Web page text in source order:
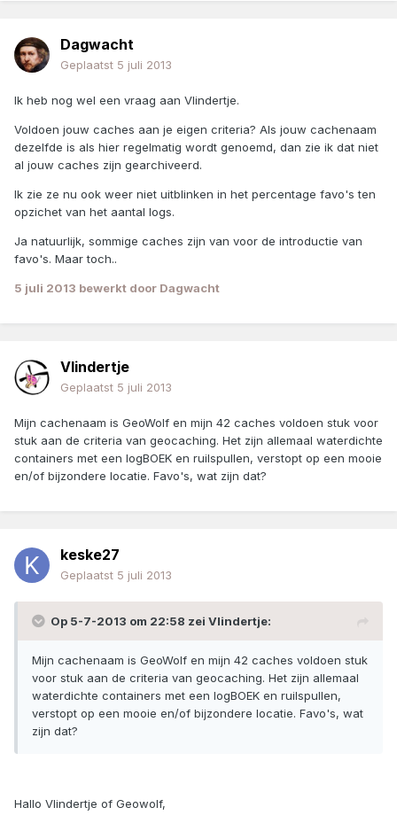
Dagwacht
Geplaatst 5 juli 2013
Ik heb nog wel een vraag aan Vlindertje.
Voldoen jouw caches aan je eigen criteria? Als jouw cachenaam
dezelfde is als hier regelmatig wordt genoemd, dan zie ik dat niet
al jouw caches zijn gearchiveerd.
Ik zie ze nu ook weer niet uitblinken in het percentage favo's ten
opzichet van het aantal logs.
Ja natuurlijk, sommige caches zijn van voor de introductie van
favo's. Maar toch..
5 juli 2013 bewerkt door Dagwacht
Vlindertje
Geplaatst 5 juli 2013
Mijn cachenaam is GeoWolf en mijn 42 caches voldoen stuk voor
stuk aan de criteria van geocaching. Het zijn allemaal waterdichte
containers met een logBOEK en ruilspullen, verstopt op een mooie
en/of bijzondere locatie. Favo's, wat zijn dat?
keske27
Geplaatst 5 juli 2013
Op 5-7-2013 om 22:58 zei Vlindertje:
Mijn cachenaam is GeoWolf en mijn 42 caches voldoen stuk
voor stuk aan de criteria van geocaching. Het zijn allemaal
waterdichte containers met een logBOEK en ruilspullen,
verstopt op een mooie en/of bijzondere locatie. Favo's, wat
zijn dat?
Hallo Vlindertje of Geowolf,